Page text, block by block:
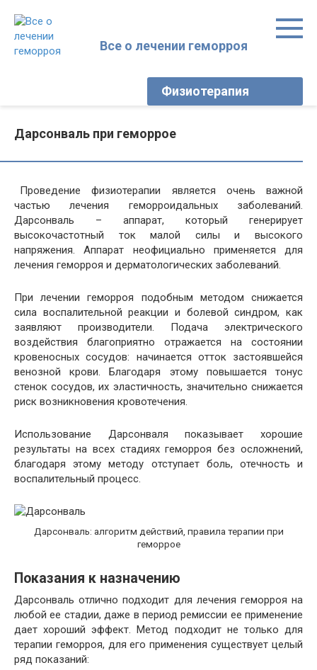
контенту
Все о лечении геморроя
Физиотерапия
Дарсонваль при геморрое
Проведение физиотерапии является очень важной
частью лечения геморроидальных заболеваний.
Дарсонваль – аппарат, который генерирует
высокочастотный ток малой силы и высокого
напряжения. Аппарат неофициально применяется для
лечения геморроя и дерматологических заболеваний.
При лечении геморроя подобным методом снижается
сила воспалительной реакции и болевой синдром, как
заявляют производители. Подача электрического
воздействия благоприятно отражается на состоянии
кровеносных сосудов: начинается отток застоявшейся
венозной крови. Благодаря этому повышается тонус
стенок сосудов, их эластичность, значительно снижается
риск возникновения кровотечения.
Использование Дарсонваля показывает хорошие
результаты на всех стадиях геморроя без осложнений,
благодаря этому методу отступает боль, отечность и
воспалительный процесс.
Дарсонваль: алгоритм действий, правила терапии при
геморрое
Показания к назначению
Дарсонваль отлично подходит для лечения геморроя на
любой ее стадии, даже в период ремиссии ее применение
дает хороший эффект. Метод подходит не только для
терапии геморроя, для его применения существует целый
ряд показаний: